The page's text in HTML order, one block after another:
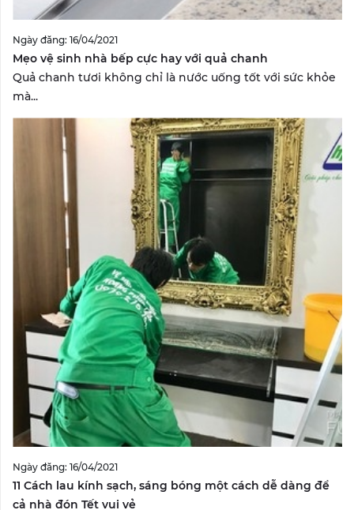
Ngày đăng: 16/04/2021
Mẹo vệ sinh nhà bếp cực hay với quả chanh
Quả chanh tươi không chỉ là nước uống tốt với sức khỏe
mà...
Ngày đăng: 16/04/2021
11 Cách lau kính sạch, sáng bóng một cách dễ dàng để
cả nhà đón Tết vui vẻ